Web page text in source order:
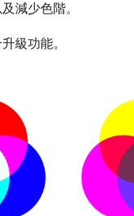
減少色階。
級功能。